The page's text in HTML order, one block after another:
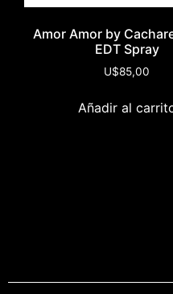
Amor Amor by
EDT Spray
U$85,00
Añadir al